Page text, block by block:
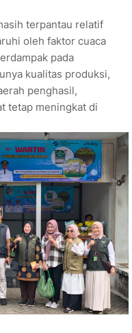
terpantau relatif
oleh faktor cuaca
pada
kualitas produksi,
penghasil,
tetap meningkat di